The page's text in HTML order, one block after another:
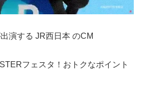
演する JR西日本 のCM
フェスタ！おトクなポイント